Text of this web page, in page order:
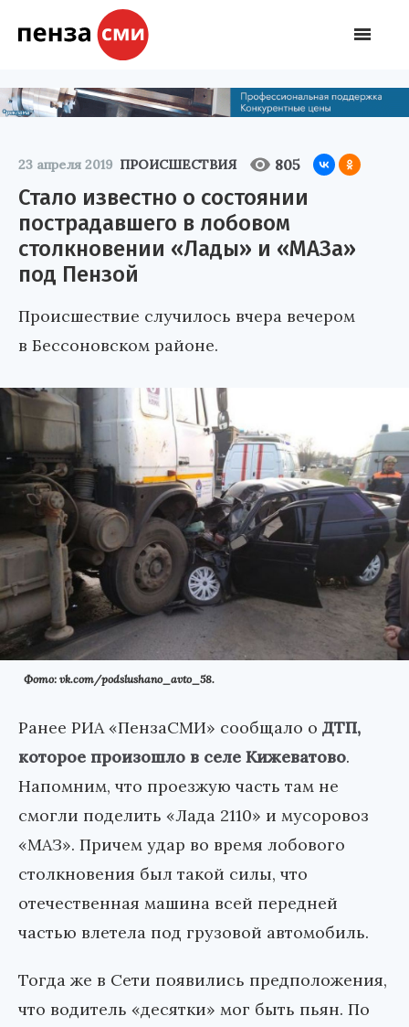
23 апреля 2019 ПРОИСШЕСТВИЯ 805
Стало известно о состоянии
пострадавшего в лобовом
столкновении «Лады» и «МАЗа»
под Пензой
Происшествие случилось вчера вечером
в Бессоновском районе.
Фото: vk.com/podslushano_avto_58.
Ранее РИА «ПензаСМИ» сообщало о ДТП,
которое произошло в селе Кижеватово.
Напомним, что проезжую часть там не
смогли поделить «Лада 2110» и мусоровоз
«МАЗ». Причем удар во время лобового
столкновения был такой силы, что
отечественная машина всей передней
частью влетела под грузовой автомобиль.
Тогда же в Сети появились предположения,
что водитель «десятки» мог быть пьян. По